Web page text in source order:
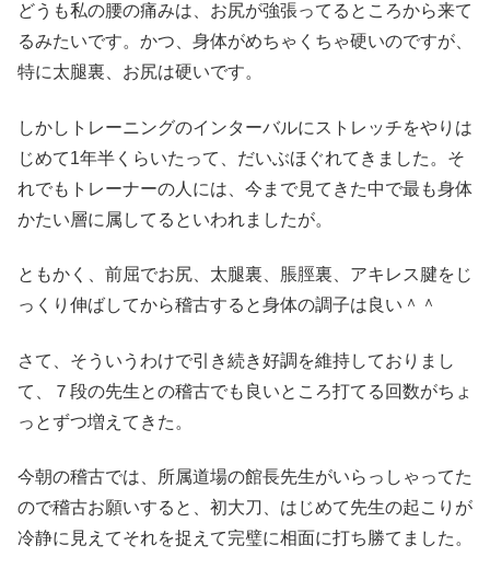
どうも私の腰の痛みは、お尻が強張ってるところから来て
るみたいです。かつ、身体がめちゃくちゃ硬いのですが、
特に太腿裏、お尻は硬いです。
しかしトレーニングのインターバルにストレッチをやりは
じめて1年半くらいたって、だいぶほぐれてきました。そ
れでもトレーナーの人には、今まで見てきた中で最も身体
かたい層に属してるといわれましたが。
ともかく、前屈でお尻、太腿裏、脹脛裏、アキレス腱をじ
っくり伸ばしてから稽古すると身体の調子は良い＾＾
さて、そういうわけで引き続き好調を維持しておりまし
て、７段の先生との稽古でも良いところ打てる回数がちょ
っとずつ増えてきた。
今朝の稽古では、所属道場の館長先生がいらっしゃってた
ので稽古お願いすると、初大刀、はじめて先生の起こりが
冷静に見えてそれを捉えて完璧に相面に打ち勝てました。